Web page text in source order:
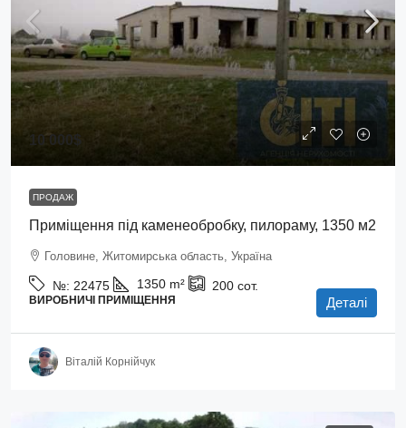
10 000$
ПРОДАЖ
Приміщення під каменеобробку, пилораму, 1350 м2
Головине, Житомирська область, Україна
№: 22475 1350 m² 200 сот.
ВИРОБНИЧІ ПРИМІЩЕННЯ Деталі
Віталій Корнійчук